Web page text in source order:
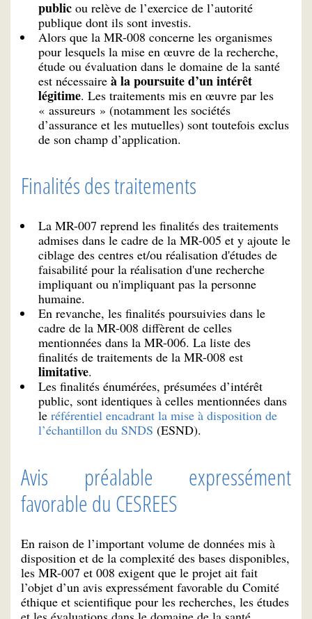
public ou relève de l’exercice de l’autorité
publique dont ils sont investis.
Alors que la MR-008 concerne les organismes
pour lesquels la mise en œuvre de la recherche,
étude ou évaluation dans le domaine de la santé
est nécessaire à la poursuite d’un intérêt
légitime. Les traitements mis en œuvre par les
« assureurs » (notamment les sociétés
d’assurance et les mutuelles) sont toutefois exclus
de son champ d’application.
Finalités des traitements
La MR-007 reprend les finalités des traitements
admises dans le cadre de la MR-005 et y ajoute le
ciblage des centres et/ou réalisation d'études de
faisabilité pour la réalisation d'une recherche
impliquant ou n'impliquant pas la personne
humaine.
En revanche, les finalités poursuivies dans le
cadre de la MR-008 diffèrent de celles
mentionnées dans la MR-006. La liste des
finalités de traitements de la MR-008 est
limitative.
Les finalités énumérées, présumées d’intérêt
public, sont identiques à celles mentionnées dans
le référentiel encadrant la mise à disposition de
l’échantillon du SNDS (ESND).
Avis préalable expressément
favorable du CESREES
En raison de l’important volume de données mis à
disposition et de la complexité des bases disponibles,
les MR-007 et 008 exigent que le projet ait fait
l’objet d’un avis expressément favorable du Comité
éthique et scientifique pour les recherches, les études